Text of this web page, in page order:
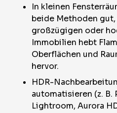
In kleinen
beide Methoden
großzügigen oder
Immobilien hebt
Oberflächen und
hervor.
HDR-
automatisieren (z. B.
Lightroom, Aurora